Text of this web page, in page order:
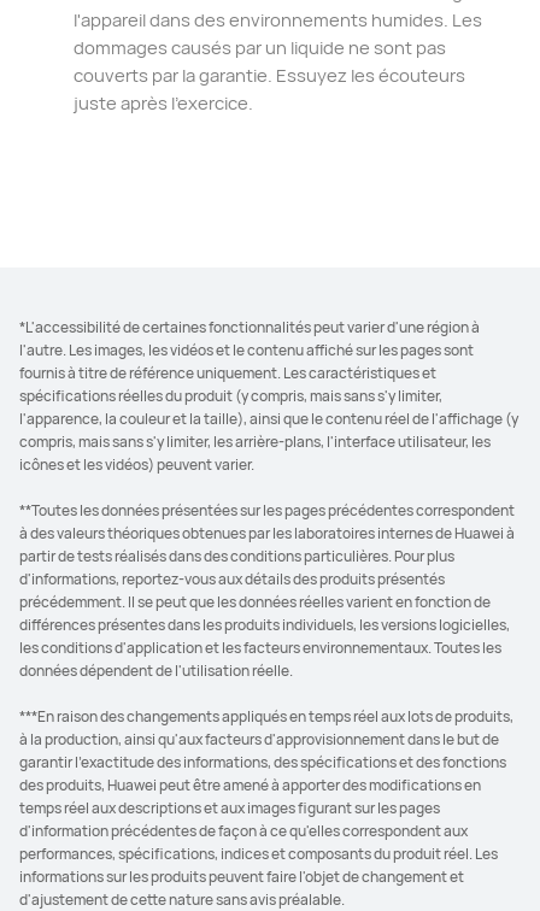
l'appareil dans des environnements humides. Les
dommages causés par un liquide ne sont pas
couverts par la garantie. Essuyez les écouteurs
juste après l'exercice.
*L'accessibilité de certaines fonctionnalités peut varier d'une région à
l'autre. Les images, les vidéos et le contenu affiché sur les pages sont
fournis à titre de référence uniquement. Les caractéristiques et
spécifications réelles du produit (y compris, mais sans s'y limiter,
l'apparence, la couleur et la taille), ainsi que le contenu réel de l'affichage (y
compris, mais sans s'y limiter, les arrière-plans, l'interface utilisateur, les
icônes et les vidéos) peuvent varier.
**Toutes les données présentées sur les pages précédentes correspondent
à des valeurs théoriques obtenues par les laboratoires internes de Huawei à
partir de tests réalisés dans des conditions particulières. Pour plus
d'informations, reportez-vous aux détails des produits présentés
précédemment. Il se peut que les données réelles varient en fonction de
différences présentes dans les produits individuels, les versions logicielles,
les conditions d'application et les facteurs environnementaux. Toutes les
données dépendent de l'utilisation réelle.
***En raison des changements appliqués en temps réel aux lots de produits,
à la production, ainsi qu'aux facteurs d'approvisionnement dans le but de
garantir l'exactitude des informations, des spécifications et des fonctions
des produits, Huawei peut être amené à apporter des modifications en
temps réel aux descriptions et aux images figurant sur les pages
d'information précédentes de façon à ce qu'elles correspondent aux
performances, spécifications, indices et composants du produit réel. Les
informations sur les produits peuvent faire l'objet de changement et
d'ajustement de cette nature sans avis préalable.